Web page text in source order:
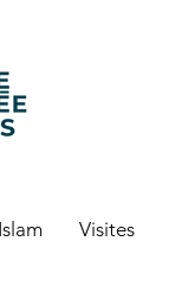
Visites